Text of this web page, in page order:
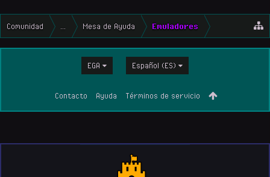
Comunidad Mesa de Ayuda Emuladores
EGA Español (ES)
Contacto Ayuda Términos de servicio